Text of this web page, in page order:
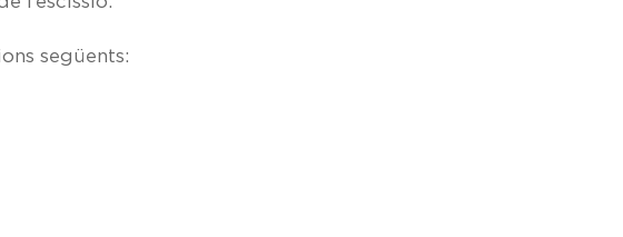
següents: